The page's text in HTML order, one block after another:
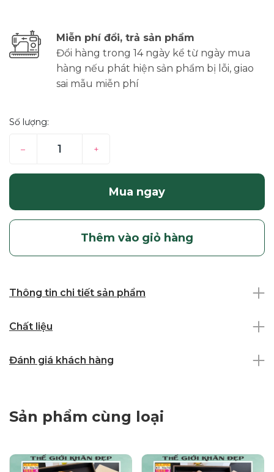
Miễn phí đổi, trả sản phẩm
Đổi hàng trong 14 ngày kể từ ngày mua
hàng nếu phát hiện sản phẩm bị lỗi, giao
sai mẫu miễn phí
Số lượng:
– +
Mua ngay
Thêm vào giỏ hàng
Thông tin chi tiết sản phẩm
Chất liệu
Đánh giá khách hàng
Sản phẩm cùng loại